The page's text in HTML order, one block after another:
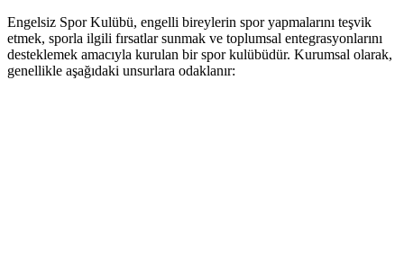
Engelsiz Spor Kulübü, engelli bireylerin spor yapmalarını teşvik
etmek, sporla ilgili fırsatlar sunmak ve toplumsal entegrasyonlarını
desteklemek amacıyla kurulan bir spor kulübüdür. Kurumsal olarak,
genellikle aşağıdaki unsurlara odaklanır: